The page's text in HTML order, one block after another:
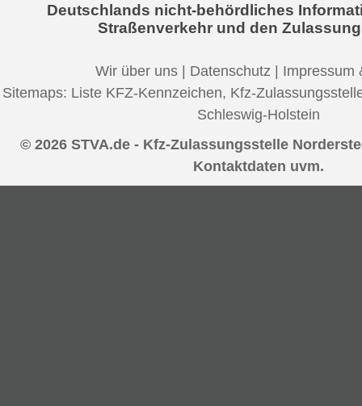
Deutschlands nicht-behördliches
Straßenverkehr und den
Wir über uns Datenschutz
Impressum
Sitemaps: Liste KFZ-Kennzeichen, Kfz-
Schleswig-Holstein
© 2026 STVA.de - Kfz-Zulassungsstelle
Kontaktdaten uvm.